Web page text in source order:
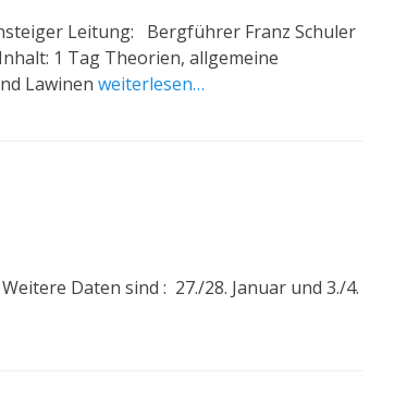
Leitung: Bergführer Franz Schuler
1 Tag Theorien, allgemeine
Lawinen weiterlesen…
Daten sind : 27./28. Januar und 3./4.